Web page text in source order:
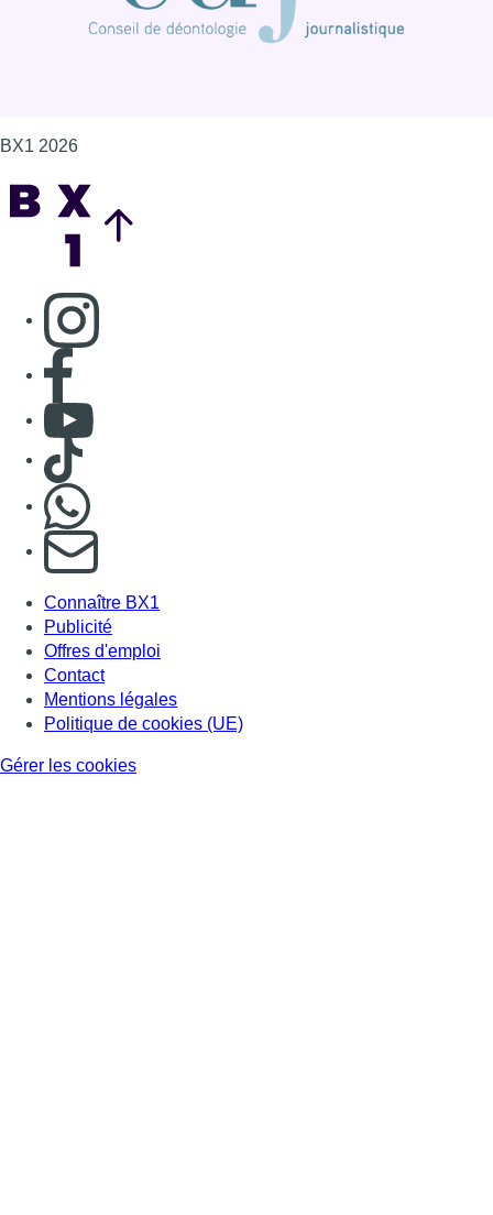
BX1 2026
Consulter page Instagram
Consulter page Facebook
Consulter Youtube
Consulter TikTok
S'abonner à notre newsletter
Connaître BX1
Publicité
Offres d'emploi
Contact
Mentions légales
Politique de cookies (UE)
Gérer les cookies